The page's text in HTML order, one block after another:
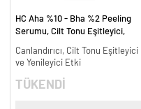
HC Aha %10 - Bha %2 Peeling
Serumu, Cilt Tonu Eşitleyici,
Canlandırıcı, Cilt Tonu Eşitleyici
ve Yenileyici Etki
TÜKENDİ